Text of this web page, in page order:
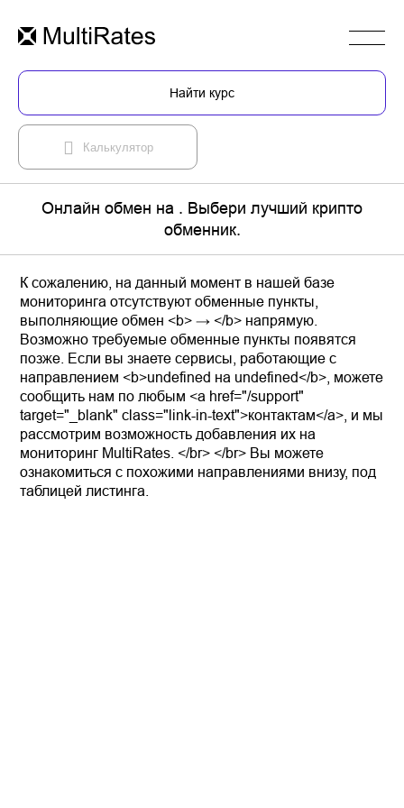
Найти курс
Калькулятор
Онлайн обмен на . Выбери лучший крипто
обменник.
К сожалению, на данный момент в нашей базе
мониторинга отсутствуют обменные пункты,
выполняющие обмен <b> → </b> напрямую.
Возможно требуемые обменные пункты появятся
позже. Если вы знаете сервисы, работающие с
направлением <b>undefined на undefined</b>, можете
сообщить нам по любым <a href="/support"
target="_blank" class="link-in-text">контактам</a>, и мы
рассмотрим возможность добавления их на
мониторинг MultiRates. </br> </br> Вы можете
ознакомиться с похожими направлениями внизу, под
таблицей листинга.